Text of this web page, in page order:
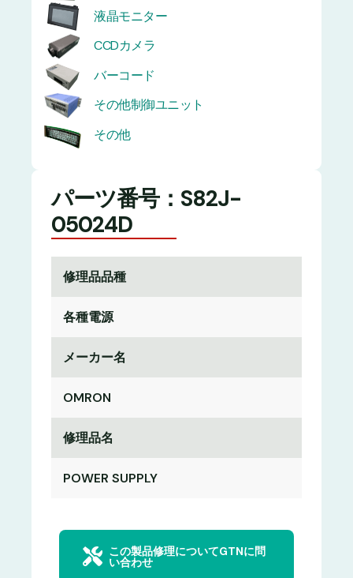
液晶モニター
CCDカメラ
バーコード
その他制御ユニット
その他
パーツ番号：S82J-
05024D
修理品品種
各種電源
メーカー名
OMRON
修理品名
POWER SUPPLY
この製品修理についてGTNに問
い合わせ